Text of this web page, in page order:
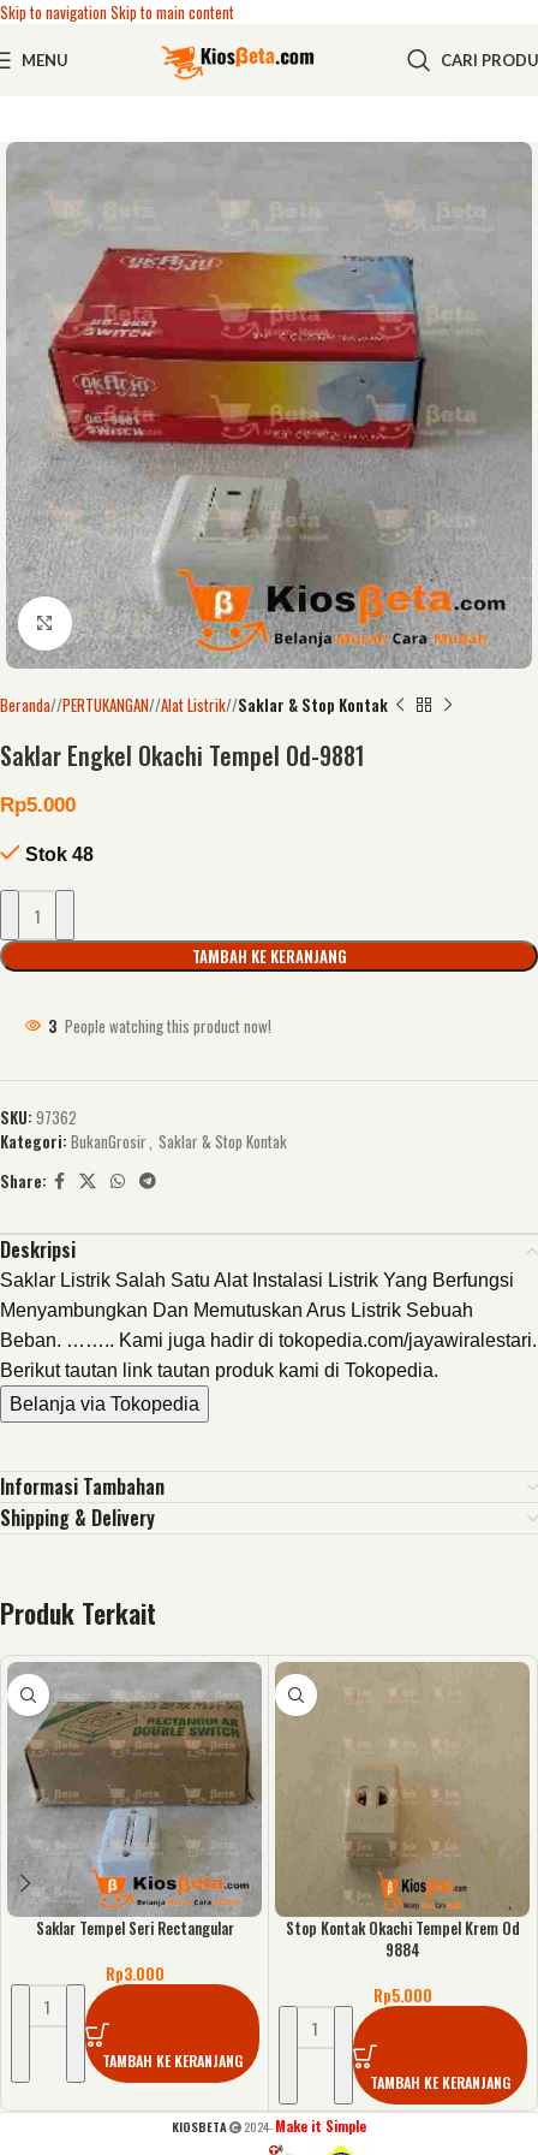
Skip to navigationSkip to main content
MENU CARI
Click to enlarge
Beranda/ PERTUKANGAN/ Alat Listrik/ Saklar & Stop Kontak
Saklar Engkel Okachi Tempel Od-9881
Rp5.000
Stok 48
TAMBAH KE KERANJANG
3 People watching this product now!
SKU: 97362
Kategori: BukanGrosir, Saklar & Stop Kontak
Share:
Deskripsi
Saklar Listrik Salah Satu Alat Instalasi Listrik Yang Berfungsi
Menyambungkan Dan Memutuskan Arus Listrik Sebuah
Beban. …….. Kami juga hadir di tokopedia.com/jayawiralestari.
Berikut tautan link tautan produk kami di Tokopedia.
Belanja via Tokopedia
Informasi Tambahan
Shipping & Delivery
Produk Terkait
Saklar Tempel Seri Rectangular
Rp3.000
TAMBAH KE KERANJANG
Stop Kontak Okachi Tempel Krem Od
9884
Rp5.000
TAMBAH KE KERANJANG
KIOSBETA 2024- Make it Simple